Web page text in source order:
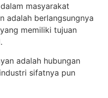
masyarakat
adalah berlangsungnya
memiliki tujuan
adalah hubungan
sifatnya pun